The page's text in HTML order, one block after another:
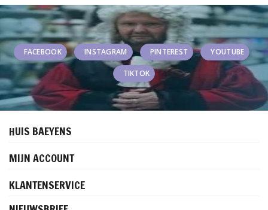
FACEBOOK INSTAGRAM PINTEREST YOUTUBE
TIKTOK
HUIS BAEYENS
MIJN ACCOUNT
KLANTENSERVICE